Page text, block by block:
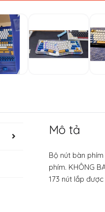
Mô tả
Bộ nút bàn
phím. KHÔNG
173 nút lắp